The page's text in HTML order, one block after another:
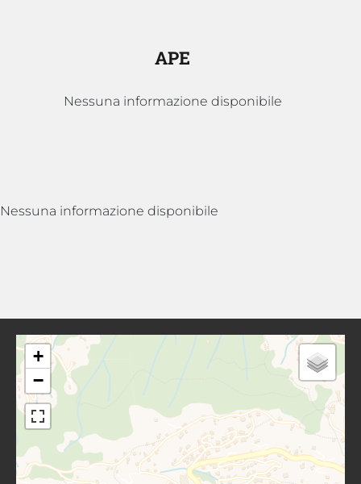
APE
Nessuna informazione disponibile
Nessuna informazione disponibile
+
−